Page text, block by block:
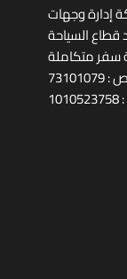
إدارة وجهات
السياحة
سفر متكاملة